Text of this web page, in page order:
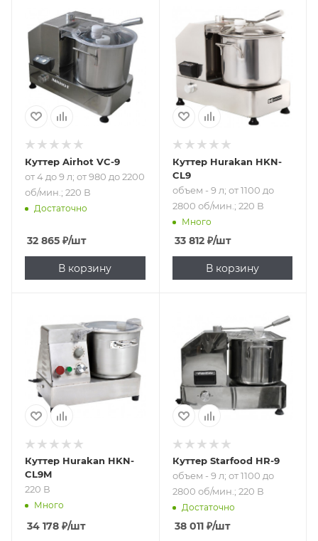
Подпись к товару
от 4 до 9 л; от 980
до 2200 об/мин.;
220 В
Куттер Airhot VC-9
от 4 до 9 л; от 980 до 2200
об/мин.; 220 В
Достаточно
32 865 ₽/шт
В корзину
объем - 9 л; от
1100 до 2800 об/
мин.; 220 В
Куттер Hurakan HKN-
CL9
объем - 9 л; от 1100 до
2800 об/мин.; 220 В
Много
33 812₽/шт
В корзину
220 В
Куттер Hurakan HKN-
CL9M
220 В
Много
34 178 ₽/шт
объем - 9 л; от
1100 до 2800 об/
мин.; 220 В
Куттер Starfood HR-9
объем - 9 л; от 1100 до
2800 об/мин.; 220 В
Достаточно
38 011₽/шт